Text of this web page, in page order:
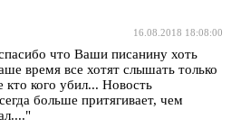
16.08.2018 18:08:00
что Ваши писанину хоть
время все хотят слышать только
кто кого убил... Новость
больше притягивает, чем